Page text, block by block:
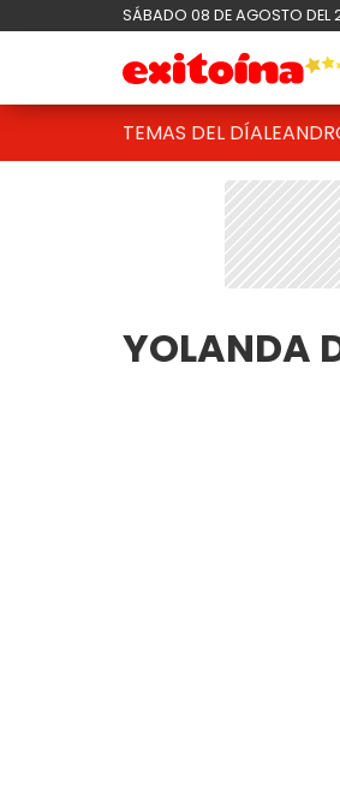
SÁBADO 08 DE AGOSTO DEL
TEMAS DEL DÍA
YOLANDA